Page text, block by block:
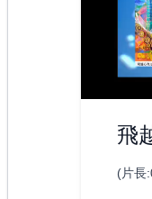
飛
音
(片長
作品